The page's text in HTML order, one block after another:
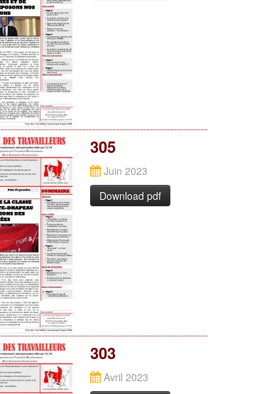
305
Juin 2023
Download pdf
303
Avril 2023